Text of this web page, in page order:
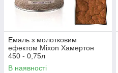
Емаль з молотковим
ефектом Mixon Хамертон
450 - 0,75л
В наявності